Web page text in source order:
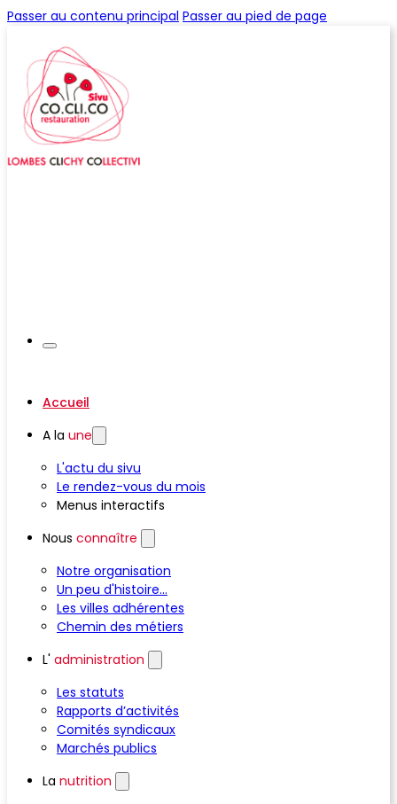
Passer au contenu principal Passer au pied de page
Accueil
A la une
L'actu du sivu
Le rendez-vous du mois
Menus interactifs
Nous connaître
Notre organisation
Un peu d'histoire...
Les villes adhérentes
Chemin des métiers
L' administration
Les statuts
Rapports d’activités
Comités syndicaux
Marchés publics
La nutrition